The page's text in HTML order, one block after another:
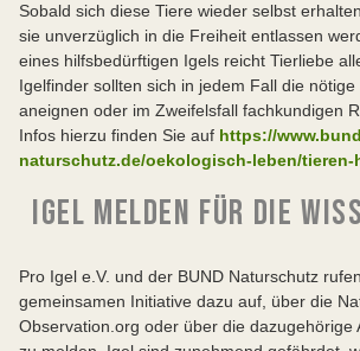
Sobald sich diese Tiere wieder selbst
sie unverzüglich in die Freiheit entlassen
eines hilfsbedürftigen Igels reicht Tierliebe
Igelfinder sollten sich in jedem Fall die
aneignen oder im Zweifelsfall fachkundigen
Infos hierzu finden Sie auf https://
naturschutz.de/oekologisch-leben/tieren-
IGEL MELDEN FÜR DIE
Pro Igel e.V. und der BUND Naturschutz
gemeinsamen Initiative dazu auf, über die
Observation.org oder über die dazugehörige